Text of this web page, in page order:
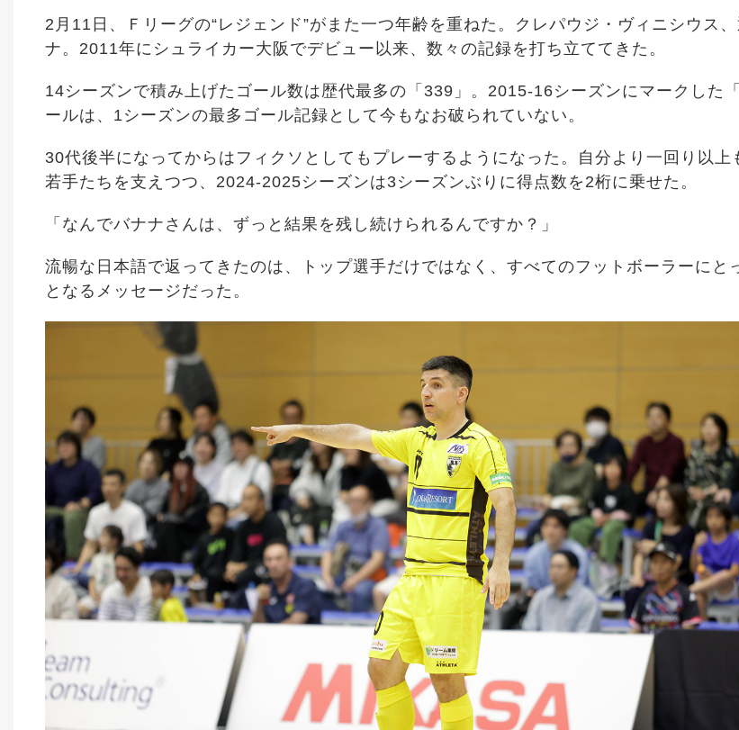
2月11日、Ｆリーグの“レジェンド”がまた一つ年齢を重ねた。クレパウジ・ヴィニシウス
ナ。2011年にシュライカー大阪でデビュー以来、数々の記録を打ち立ててきた。
14シーズンで積み上げたゴール数は歴代最多の「339」。2015-16シーズンにマークした
ールは、1シーズンの最多ゴール記録として今もなお破られていない。
30代後半になってからはフィクソとしてもプレーするようになった。自分より一回り以上
若手たちを支えつつ、2024-2025シーズンは3シーズンぶりに得点数を2桁に乗せた。
「なんでバナナさんは、ずっと結果を残し続けられるんですか？」
流暢な日本語で返ってきたのは、トップ選手だけではなく、すべてのフットボーラーにと
となるメッセージだった。